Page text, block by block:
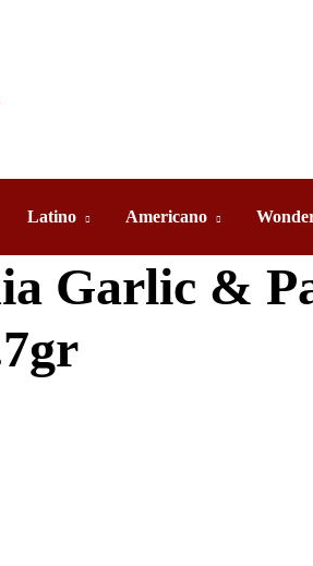
Latino Americano
Garlic &